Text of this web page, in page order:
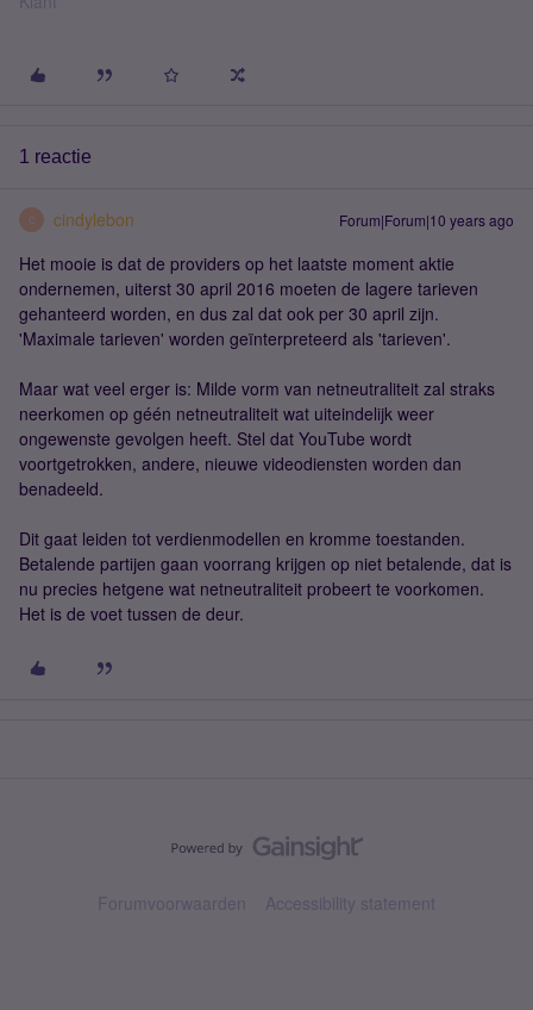
1 reactie
cindylebon Forum|Forum|10 years ago
Het mooie is dat de providers op het laatste moment aktie
ondernemen, uiterst 30 april 2016 moeten de lagere tarieven
gehanteerd worden, en dus zal dat ook per 30 april zijn.
'Maximale tarieven' worden geïnterpreteerd als 'tarieven'.
Maar wat veel erger is: Milde vorm van netneutraliteit zal straks
neerkomen op géén netneutraliteit wat uiteindelijk weer
ongewenste gevolgen heeft. Stel dat YouTube wordt
voortgetrokken, andere, nieuwe videodiensten worden dan
benadeeld.
Dit gaat leiden tot verdienmodellen en kromme toestanden.
Betalende partijen gaan voorrang krijgen op niet betalende, dat is
nu precies hetgene wat netneutraliteit probeert te voorkomen.
Het is de voet tussen de deur.
Forumvoorwaarden Accessibility statement